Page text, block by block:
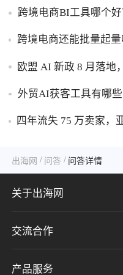
跨境电商BI工具哪个
跨境电商还能批量起
欧盟 AI 新政 8 月落地
外贸AI获客工具有哪
四年流失 75 万卖家，
出海网 / 问答 / 问答详情
关于出海网
关于我们
加入我们
交流合作
产品服务